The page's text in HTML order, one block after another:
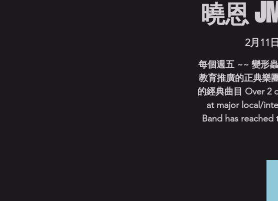
曉恩
2月11
每個週五 ~~ 變形
教育推廣的正典樂
的經典曲目 Over 2
at major local/
Band has